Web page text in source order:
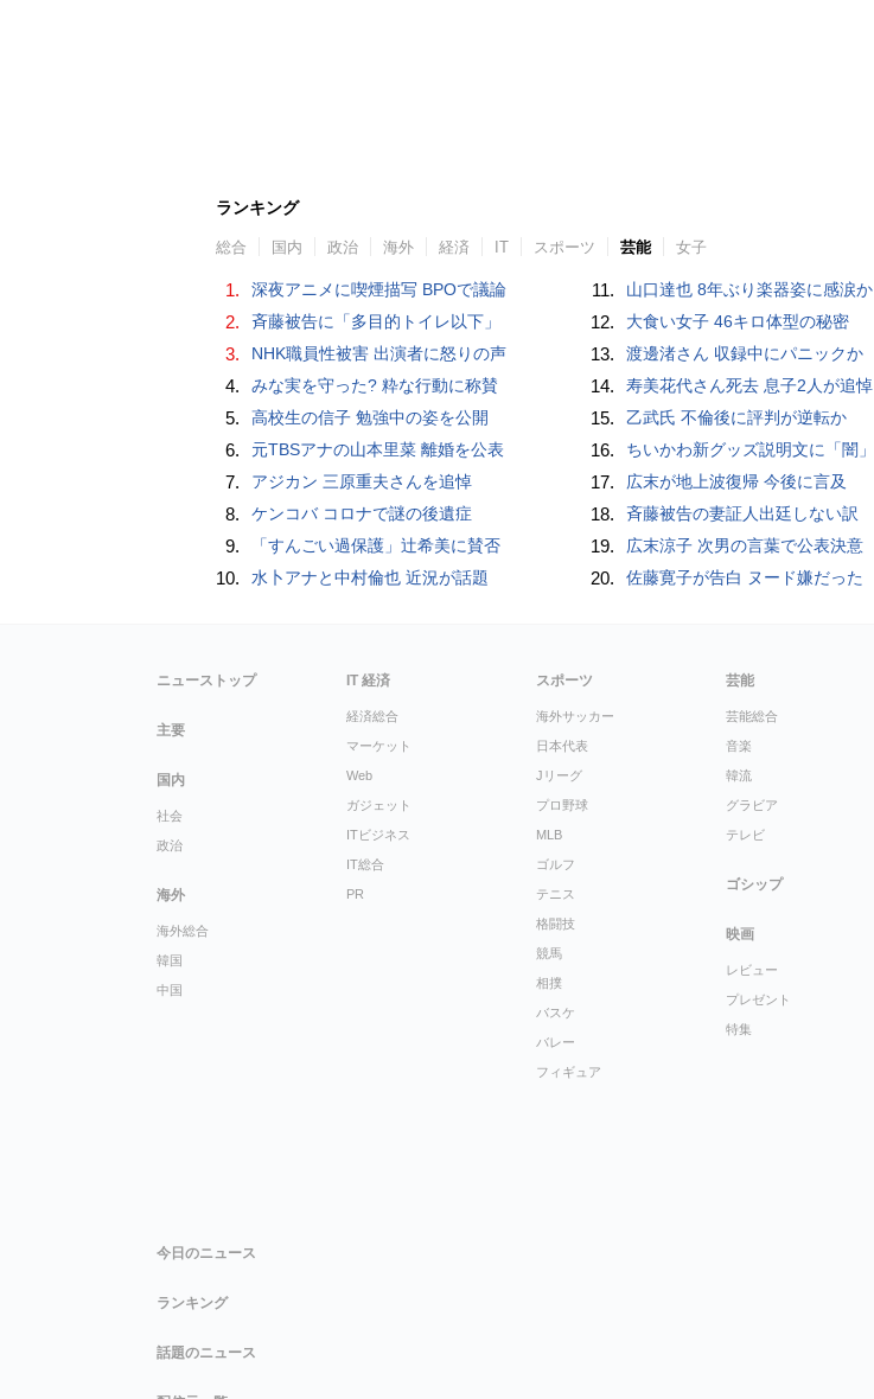
ランキング
総合 国内 政治 海外 経済 IT スポーツ 芸能 女子
1. 深夜アニメに喫煙描写 BPOで議論
2. 斉藤被告に「多目的トイレ以下」
3. NHK職員性被害 出演者に怒りの声
4. みな実を守った? 粋な行動に称賛
5. 高校生の信子 勉強中の姿を公開
6. 元TBSアナの山本里菜 離婚を公表
7. アジカン 三原重夫さんを追悼
8. ケンコバ コロナで謎の後遺症
9. 「すんごい過保護」辻希美に賛否
10. 水卜アナと中村倫也 近況が話題
11. 山口達也 8年ぶり楽器姿に感涙か
12. 大食い女子 46キロ体型の秘密
13. 渡邊渚さん 収録中にパニックか
14. 寿美花代さん死去 息子2人が追悼
15. 乙武氏 不倫後に評判が逆転か
16. ちいかわ新グッズ説明文に「闇」
17. 広末が地上波復帰 今後に言及
18. 斉藤被告の妻証人出廷しない訳
19. 広末涼子 次男の言葉で公表決意
20. 佐藤寛子が告白 ヌード嫌だった
ニューストップ
主要
国内
社会
政治
海外
海外総合
韓国
中国
IT 経済
経済総合
マーケット
Web
ガジェット
ITビジネス
IT総合
PR
スポーツ
海外サッカー
日本代表
Jリーグ
プロ野球
MLB
ゴルフ
テニス
格闘技
競馬
相撲
バスケ
バレー
フィギュア
芸能
芸能総合
音楽
韓流
グラビア
テレビ
ゴシップ
映画
レビュー
プレゼント
特集
今日のニュース
ランキング
話題のニュース